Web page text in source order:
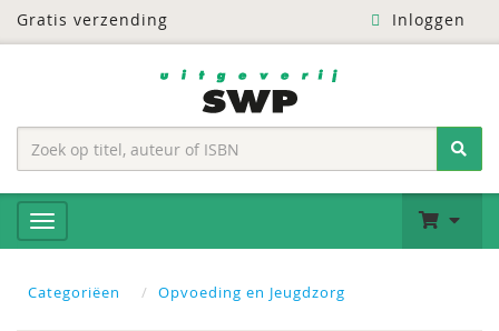
Gratis verzending Inloggen
Categoriëen Opvoeding en Jeugdzorg